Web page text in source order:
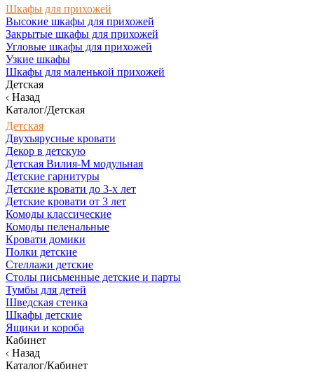
Шкафы для прихожей
Высокие шкафы для прихожей
Закрытые шкафы для прихожей
Угловые шкафы для прихожей
Узкие шкафы
Шкафы для маленькой прихожей
Детская
Назад
Каталог/Детская
Детская
Двухъярусные кровати
Декор в детскую
Детская Вилия-М модульная
Детские гарнитуры
Детские кровати до 3-х лет
Детские кровати от 3 лет
Комоды классические
Комоды пеленальные
Кровати домики
Полки детские
Стеллажи детские
Столы письменные детские и парты
Тумбы для детей
Шведская стенка
Шкафы детские
Ящики и короба
Кабинет
Назад
Каталог/Кабинет